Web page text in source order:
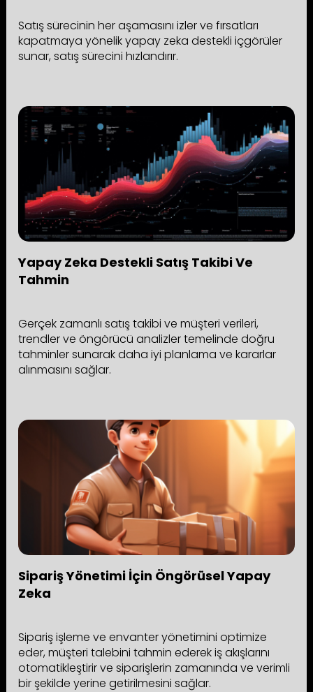
Satış sürecinin her aşamasını izler ve fırsatları
kapatmaya yönelik yapay zeka destekli içgörüler
sunar, satış sürecini hızlandırır.
Yapay Zeka Destekli Satış Takibi Ve
Tahmin
Gerçek zamanlı satış takibi ve müşteri verileri,
trendler ve öngörücü analizler temelinde doğru
tahminler sunarak daha iyi planlama ve kararlar
alınmasını sağlar.
Sipariş Yönetimi İçin Öngörüsel Yapay
Zeka
Sipariş işleme ve envanter yönetimini optimize
eder, müşteri talebini tahmin ederek iş akışlarını
otomatikleştirir ve siparişlerin zamanında ve verimli
bir şekilde yerine getirilmesini sağlar.